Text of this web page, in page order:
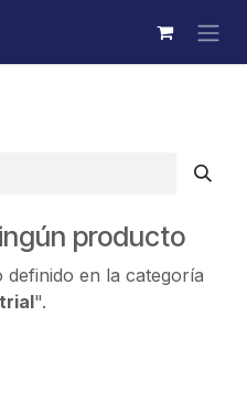
producto
en la categoría
".